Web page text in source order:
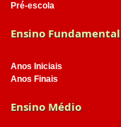
Pré-escola
Ensino Fundamental
Anos Iniciais
Anos Finais
Ensino Médio